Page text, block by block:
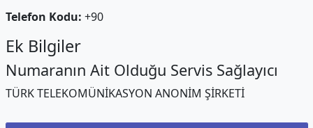
Telefon Kodu: +90
Ek Bilgiler
Numaranın Ait Olduğu Servis Sağlayıcı
TÜRK TELEKOMÜNİKASYON ANONİM ŞİRKETİ